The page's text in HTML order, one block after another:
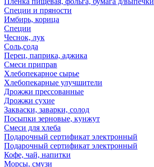
Специи и пряности
Имбирь, корица
Специи
Чеснок, лук
Соль,сода
Перец, паприка, аджика
Смеси приправ
Хлебопекарное сырье
Хлебопекарные улучшители
Дрожжи прессованные
Дрожжи сухие
Закваски, заварки, солод
Посыпки зерновые, кунжут
Смеси для хлеба
Подарочный сертификат электронный
Подарочный сертификат электронный
Кофе, чай, напитки
Морсы, смузи